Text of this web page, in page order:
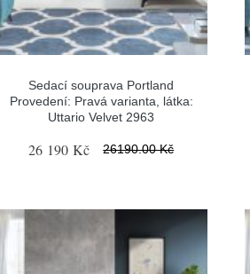
Sedací souprava Portland
Provedení: Pravá varianta, látka:
Uttario Velvet 2963
26 190 Kč 26190.00 Kč